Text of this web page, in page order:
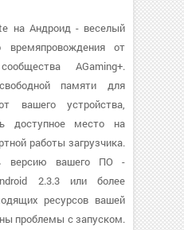
на Андроид - веселый
времяпровождения от
AGaming+.
памяти для
вашего устройства,
доступное место на
работы загрузчика.
версию вашего ПО -
2.3.3 или более
ресурсов вашей
проблемы с запуском.